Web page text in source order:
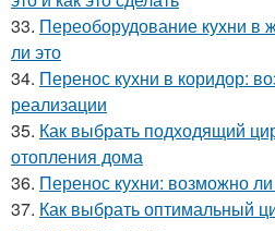
33. Переоборудование кухни в
ли это
34. Перенос кухни в коридор:
реализации
35. Как выбрать подходящий
отопления дома
36. Перенос кухни: возможно ли
37. Как выбрать оптимальный